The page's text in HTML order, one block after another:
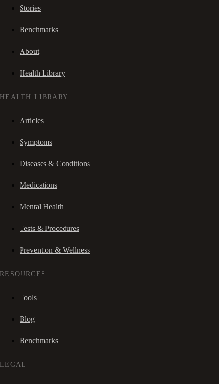
Stories
Benchmarks
About
Health Library
HEALTH LIBRARY
Articles
Symptoms
Diseases & Conditions
Medications
Mental Health
Tests & Procedures
Prevention & Wellness
RESOURCES
Tools
Blog
Benchmarks
LEGAL